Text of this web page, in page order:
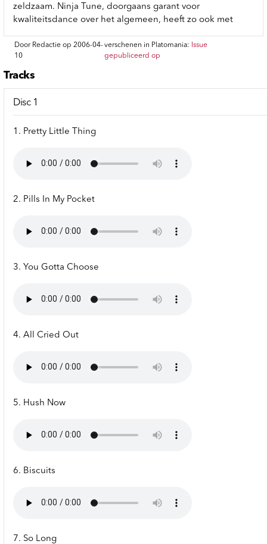
zeldzaam. Ninja Tune, doorgaans garant voor
kwaliteitsdance over het algemeen, heeft zo ook met
Door Redactie op 2006-04-
10
verschenen in Platomania: Issue
gepubliceerd op
Tracks
Disc 1
1. Pretty Little Thing
2. Pills In My Pocket
3. You Gotta Choose
4. All Cried Out
5. Hush Now
6. Biscuits
7. So Long